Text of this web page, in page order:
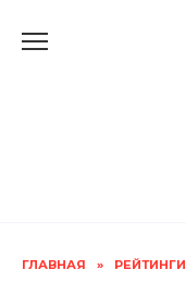
ГЛАВНАЯ » РЕЙТИНГИ